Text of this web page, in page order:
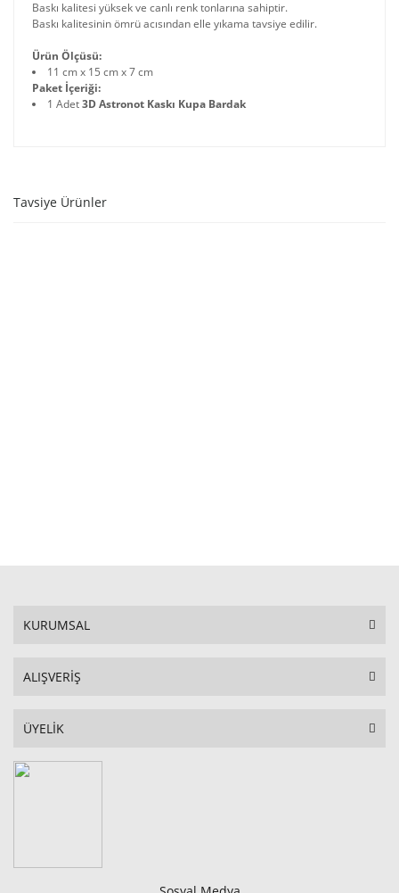
Baskı kalitesi yüksek ve canlı renk tonlarına sahiptir.
Baskı kalitesinin ömrü acısından elle yıkama tavsiye edilir.
Ürün Ölçüsü:
11 cm x 15 cm x 7 cm
Paket İçeriği:
1 Adet3D Astronot Kaskı Kupa Bardak
Tavsiye Ürünler
KURUMSAL
ALIŞVERİŞ
ÜYELİK